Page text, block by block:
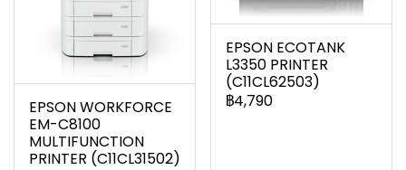
EPSON WORKFORCE
EM-C8100
MULTIFUNCTION
PRINTER (C11CL31502)
EPSON ECOTANK
L3350 PRINTER
(C11CL62503)
฿4,790